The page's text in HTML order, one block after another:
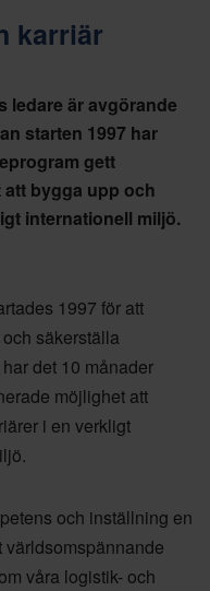
karriär
ledare är avgörande
starten 1997 har
gett
bygga upp och
internationell miljö.
1997 för att
säkerställa
det 10 månader
möjlighet att
i en verkligt
och inställning en
världsomspännande
våra logistik- och